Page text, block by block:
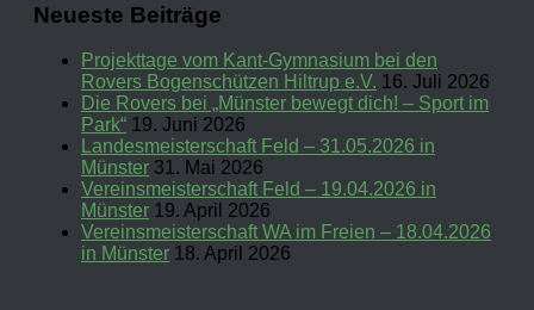
Neueste Beiträge
Projekttage vom Kant-Gymnasium bei den
Rovers Bogenschützen Hiltrup e.V. 16. Juli 2026
Die Rovers bei „Münster bewegt dich! – Sport im
Park“ 19. Juni 2026
Landesmeisterschaft Feld – 31.05.2026 in
Münster 31. Mai 2026
Vereinsmeisterschaft Feld – 19.04.2026 in
Münster 19. April 2026
Vereinsmeisterschaft WA im Freien – 18.04.2026
in Münster 18. April 2026